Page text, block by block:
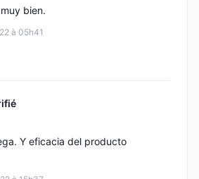
à 05h41
bien.
Y eficacia del producto